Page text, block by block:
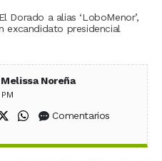
Dorado a alias ‘LoboMenor’,
excandidato presidencial
Noreña
en Facebook
Compartir en X (Twitter)
Compartir en WhatsApp
Comentarios